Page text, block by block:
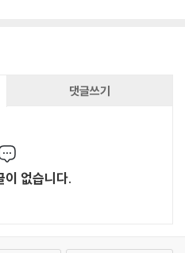
댓글쓰기
이 없습니다.